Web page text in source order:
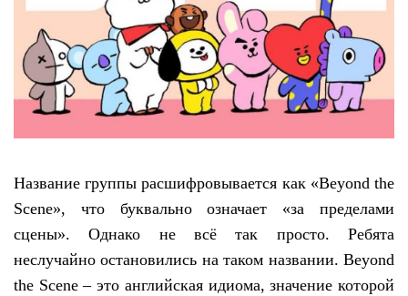
Название группы расшифровывается как «Beyond the
Scene», что буквально означает «за пределами
сцены». Однако не всё так просто. Ребята
неслучайно остановились на таком названии. Beyond
the Scene – это английская идиома, значение которой